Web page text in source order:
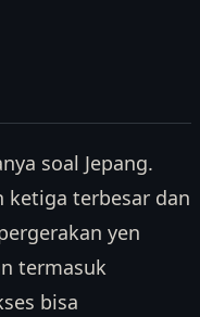
soal Jepang.
ketiga terbesar dan
yen
termasuk
bisa